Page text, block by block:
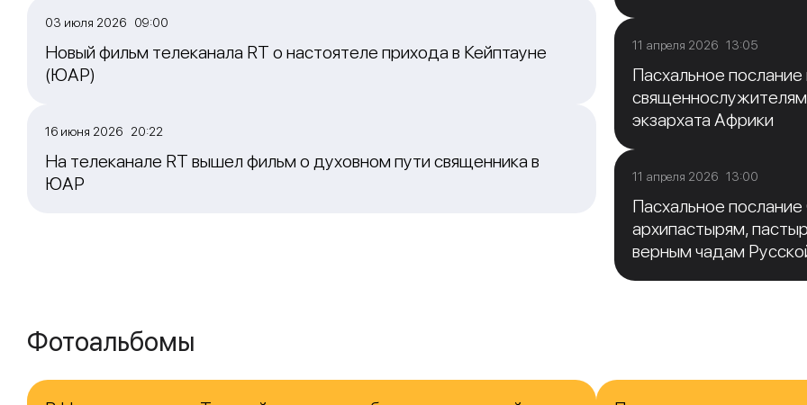
03 июля 2026 09:00
Новый фильм телеканала RT о настоятеле прихода в Кейптауне
(ЮАР)
16 июня 2026 20:22
На телеканале RT вышел фильм о духовном пути священника в
ЮАР
11 апреля 2026 13:05
Пасхальное
экзархата Африки
11 апреля 2026 13:00
Пасхальное
архипастырям,
верным чадам
Фотоальбомы